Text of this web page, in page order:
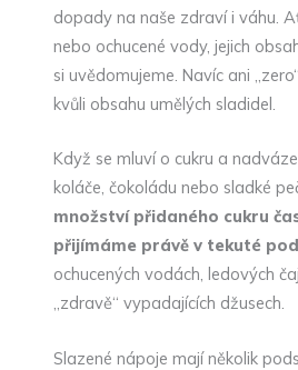
dopady na naše zdraví i váhu.
nebo ochucené vody, jejich
si uvědomujeme. Navíc ani
kvůli obsahu umělých sladidel.
Když se mluví o cukru a
koláče, čokoládu nebo sladké
množství přidaného cukru
přijímáme právě v tekuté
ochucených vodách, ledových
„zdravě“ vypadajících džusech.
Slazené nápoje mají několik